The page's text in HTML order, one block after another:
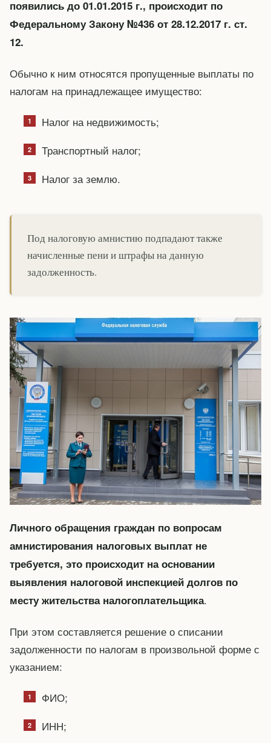
появились до 01.01.2015 г., происходит по
Федеральному Закону №436 от 28.12.2017 г. ст.
12.
Обычно к ним относятся пропущенные выплаты по
налогам на принадлежащее имущество:
Налог на недвижимость;
Транспортный налог;
Налог за землю.
Под налоговую амнистию подпадают также
начисленные пени и штрафы на данную
задолженность.
Личного обращения граждан по вопросам
амнистирования налоговых выплат не
требуется, это происходит на основании
выявления налоговой инспекцией долгов по
месту жительства налогоплательщика.
При этом составляется решение о списании
задолженности по налогам в произвольной форме с
указанием:
ФИО;
ИНН;